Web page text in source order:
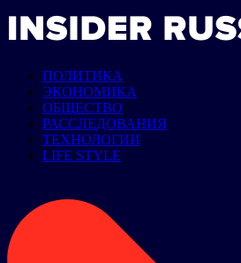
ПОЛИТИКА
ЭКОНОМИКА
ОБЩЕСТВО
РАССЛЕДОВАНИЯ
ТЕХНОЛОГИИ
LIFE STYLE